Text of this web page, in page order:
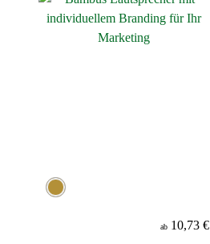
ab 10,73 €